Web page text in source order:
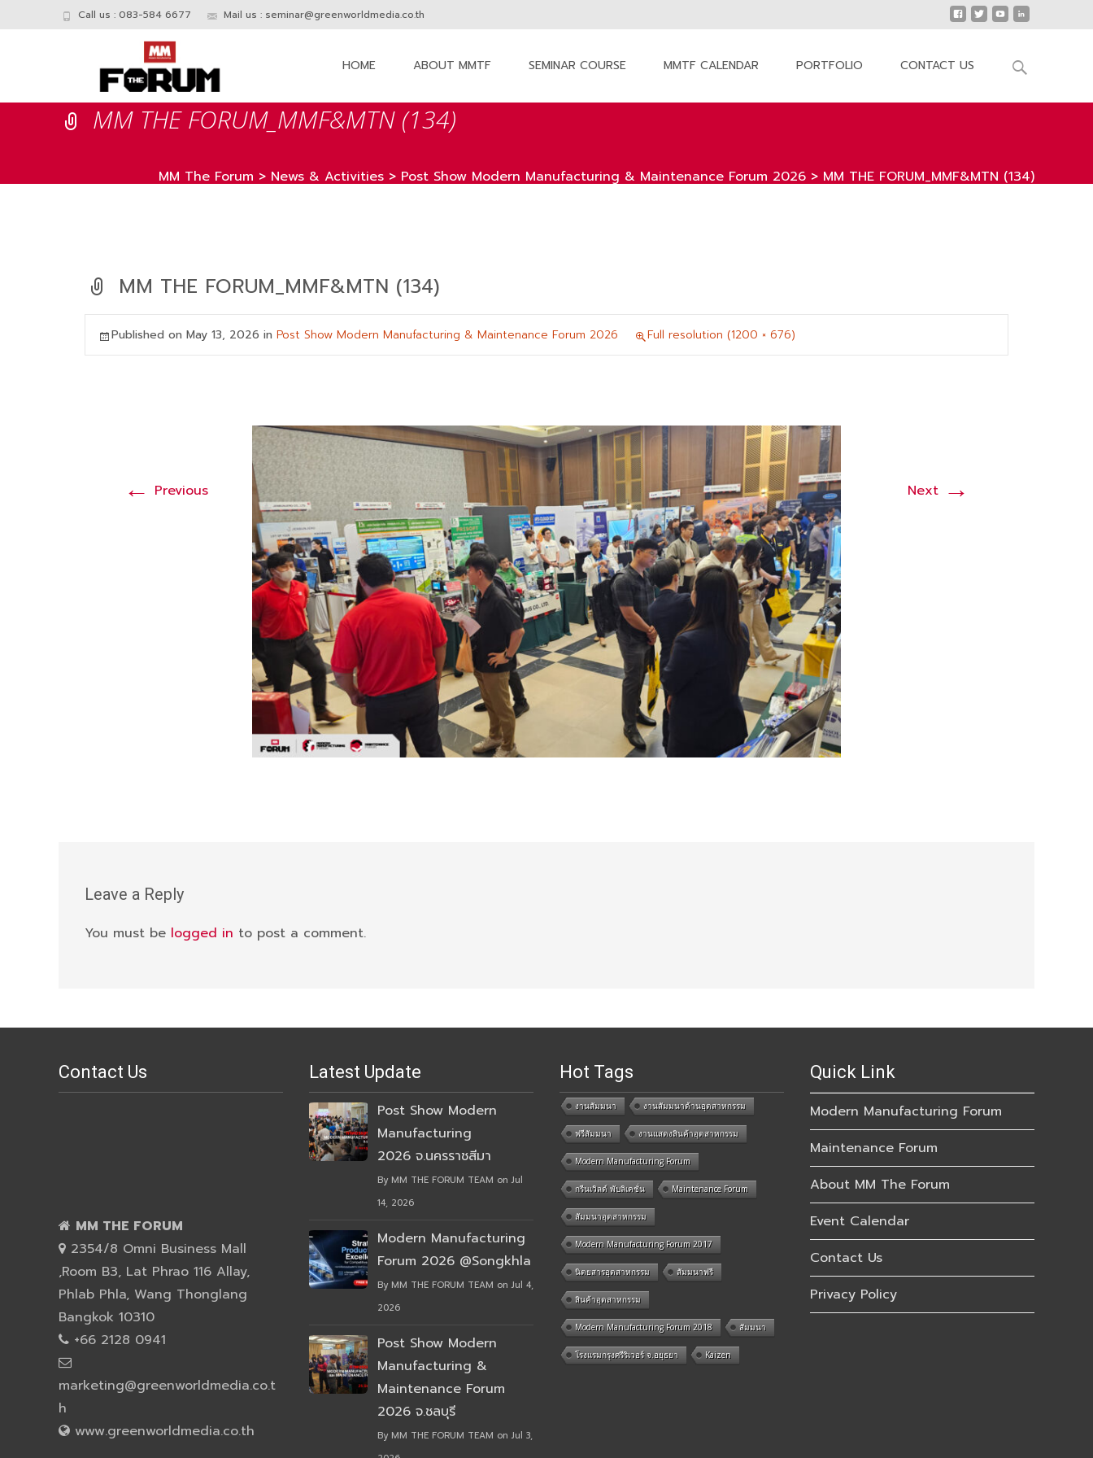
Call us : 083-584 6677 Mail us : seminar@greenworldmedia.co.th
HOME ABOUT MMTF SEMINAR COURSE MMTF CALENDAR PORTFOLIO CONTACT US
Search
MM THE FORUM_MMF&MTN (134)
MM The Forum > News & Activities > Post Show Modern Manufacturing & Maintenance Forum 2026 > MM THE FORUM_MMF&MTN (134)
MM THE FORUM_MMF&MTN (134)
Published on May 13, 2026 in Post Show Modern Manufacturing & Maintenance Forum 2026 Full resolution (1200 × 676)
← Previous Next →
Leave a Reply
You must be logged in to post a comment.
Contact Us
MM THE FORUM
2354/8 Omni Business Mall
,Room B3, Lat Phrao 116 Allay,
Phlab Phla, Wang Thonglang
Bangkok 10310
+66 2128 0941
marketing@greenworldmedia.co.t
h
www.greenworldmedia.co.th
Latest Update
Post Show Modern
Manufacturing
2026 จ.นครราชสีมา
By MM THE FORUM TEAM on Jul
14, 2026
Modern Manufacturing
Forum 2026 @Songkhla
By MM THE FORUM TEAM on Jul 4,
2026
Post Show Modern
Manufacturing &
Maintenance Forum
2026 จ.ชลบุรี
By MM THE FORUM TEAM on Jul 3,
Hot Tags
งานสัมมนา งานสัมมนาด้านอุตสาหกรรม
ฟรีสัมมนา งานแสดงสินค้าอุตสาหกรรม
Modern Manufacturing Forum
กรีนเวิลด์ พับลิเคชั่น Maintenance Forum
สัมมนาอุตสาหกรรม
Modern Manufacturing Forum 2017
นิตยสารอุตสาหกรรม สัมมนาฟรี
สินค้าอุตสาหกรรม
Modern Manufacturing Forum 2018 สัมมนา
โรงแรมกรุงศรีริเวอร์ จ.อยุธยา Kaizen
Quick Link
Modern Manufacturing Forum
Maintenance Forum
About MM The Forum
Event Calendar
Contact Us
Privacy Policy